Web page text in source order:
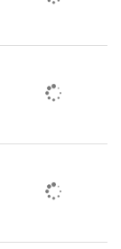
宣传部、市
市体育局
、学生所
校内外各项
，各区市
放校园的
近原则适